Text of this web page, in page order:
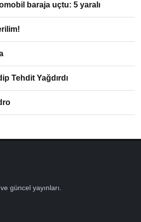
baraja uçtu: 5 yaralı
Tehdit Yağdırdı
güncel yayınları.